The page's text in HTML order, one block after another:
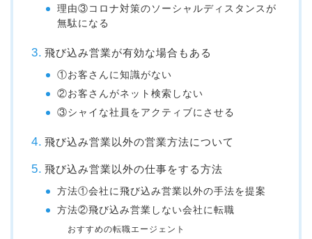
理由③コロナ対策のソーシャルディスタンスが
無駄になる
飛び込み営業が有効な場合もある
①お客さんに知識がない
②お客さんがネット検索しない
③シャイな社員をアクティブにさせる
飛び込み営業以外の営業方法について
飛び込み営業以外の仕事をする方法
方法①会社に飛び込み営業以外の手法を提案
方法②飛び込み営業しない会社に転職
おすすめの転職エージェント